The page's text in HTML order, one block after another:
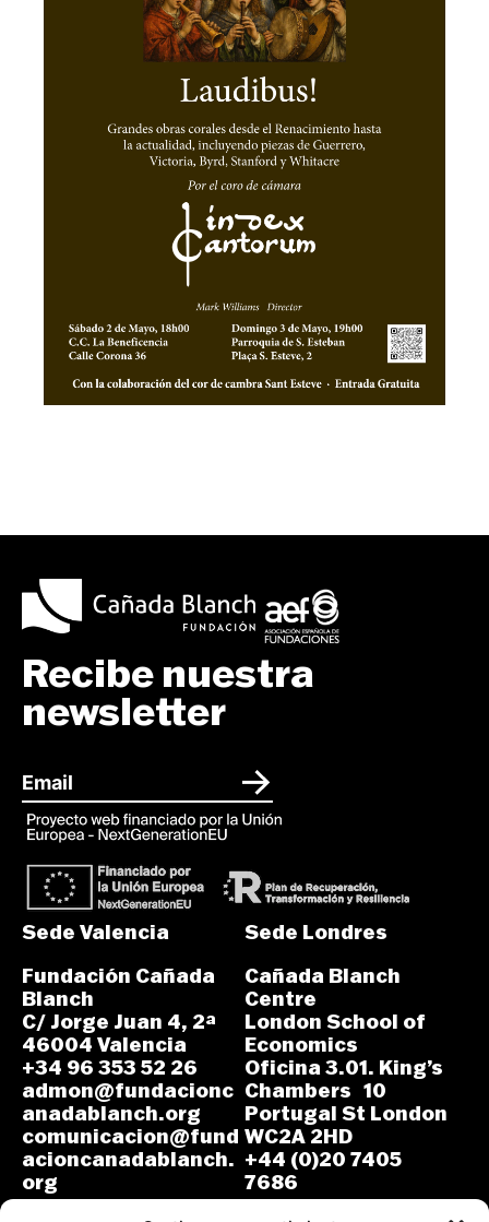
Recibe nuestra
newsletter
Sede Valencia
Fundación Cañada
Blanch
C/ Jorge Juan 4, 2ª
46004 Valencia
+34 96 353 52 26
admon@fundacionc
anadablanch.org
comunicacion@fund
acioncanadablanch.
org
Sede Londres
Cañada Blanch
Centre
London School of
Economics
Oficina 3.01. King’s
Chambers 10
Portugal St London
WC2A 2HD
+44 (0)20 7405
7686
m.osuna-